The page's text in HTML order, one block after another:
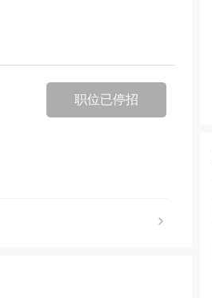
职位已停招